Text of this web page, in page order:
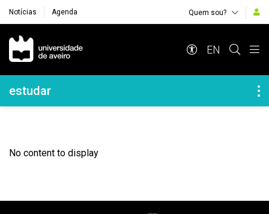
Notícias Agenda Quem sou?
Navegação Principal
EN
Navegação Lateral
estudar
No content to display